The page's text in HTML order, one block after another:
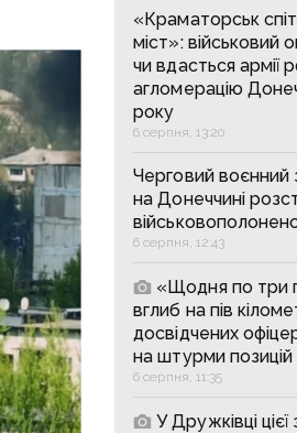
«Краматорськ
міст»: військовий
чи вдасться армії
агломерацію
року
6 серпня, 13:20
Черговий воєнний
на Донеччині
6 серпня, 12:43
«Щодня по три
вглиб на пів
досвідчених
на штурми позицій
6 серпня, 11:35
У Дружківці